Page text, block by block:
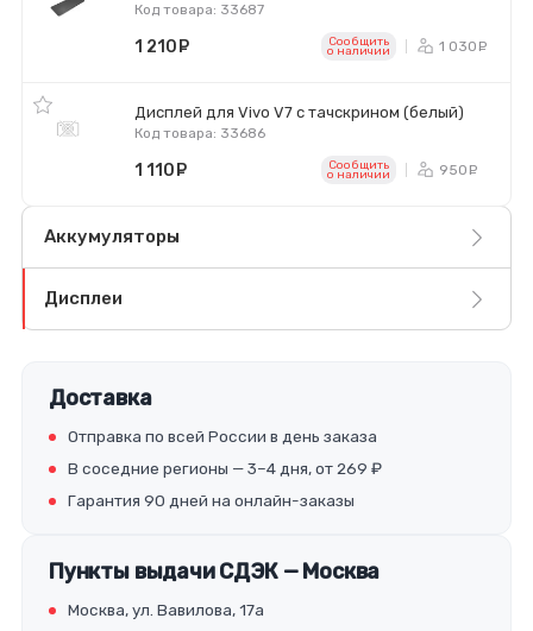
Код товара: 33687
1 210 Сообщить
o наличии 1 030
Дисплей для Vivo V7 с тачскрином (белый)
Код товара: 33686
1 110 Сообщить
o наличии 950
Аккумуляторы
Дисплеи
Доставка
Отправка по всей России в день заказа
В соседние регионы — 3–4 дня, от 269 ₽
Гарантия 90 дней на онлайн-заказы
Пункты выдачи СДЭК — Москва
Москва, ул. Вавилова, 17а